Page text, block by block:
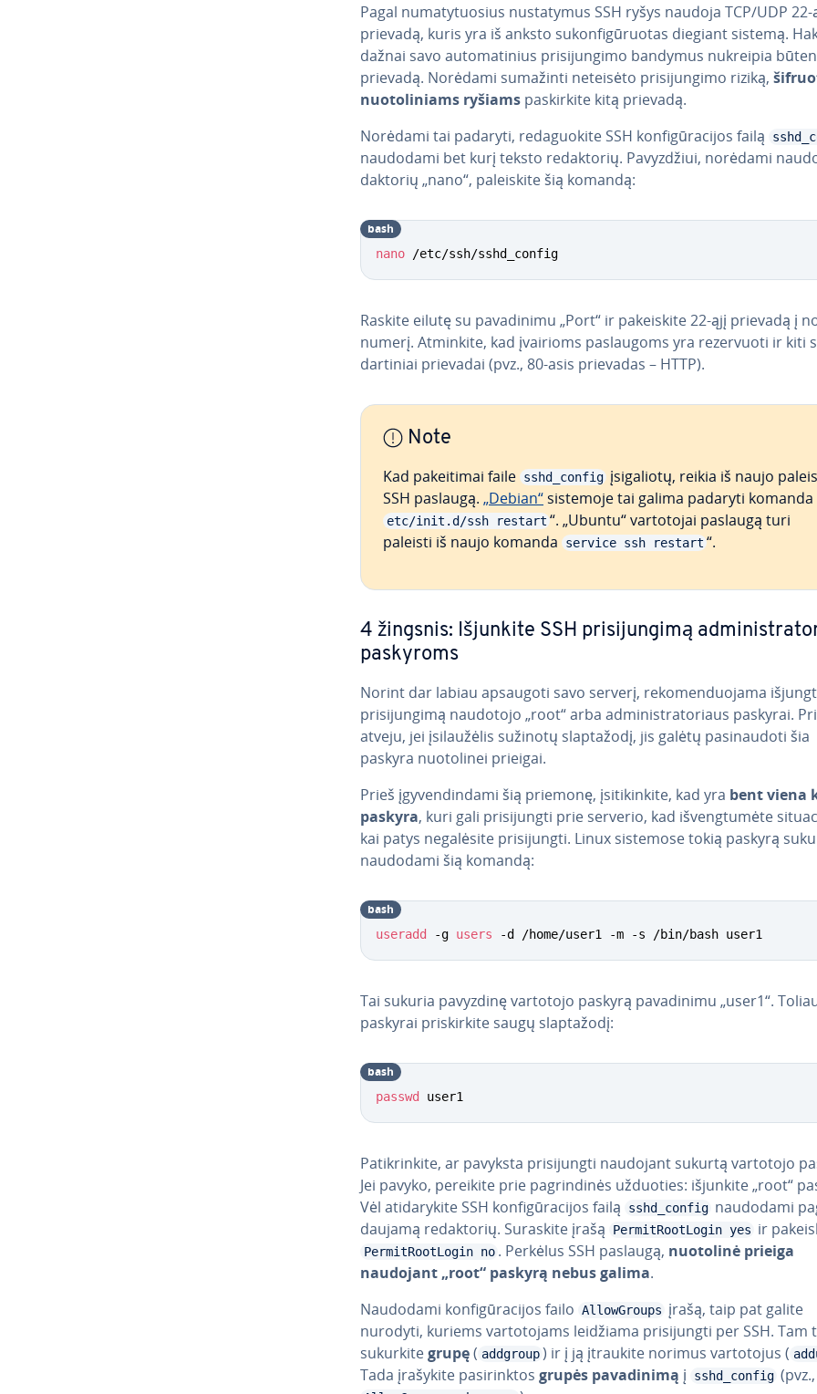
Pagal nu­ma­ty­tuo­sius nu­sta­ty­mus SSH ryšys naudoja TCP/UDP 22-
prievadą, kuris yra iš anksto su­kon­fi­gū­ruo­tas diegiant sistemą.
dažnai savo au­to­ma­ti­nius pri­si­jun­gi­mo bandymus nukreipia
prievadą. Norėdami sumažinti neteisėto pri­si­jun­gi­mo riziką,
nuo­to­li­niams ryšiams pa­skir­ki­te kitą prievadą.
Norėdami tai padaryti, re­da­guo­ki­te SSH kon­fi­gū­ra­ci­jos failą
naudodami bet kurį teksto re­dak­to­rių. Pa­vyz­džiui, norėdami
dak­to­rių „nano“, pa­lei­s­ki­te šią komandą:
nano /etc/ssh/sshd_config
bash
Raskite eilutę su pa­va­di­ni­mu „Port“ ir pa­kei­s­ki­te 22-ąjį prievadą į
numerį. Atminkite, kad įvairioms pa­slau­goms yra re­zer­vuo­ti ir kiti
dar­ti­niai prievadai (pvz., 80-asis prievadas – HTTP).
Note
Kad pa­kei­ti­mai faile sshd_config įsi­ga­lio­tų, reikia iš naujo
SSH paslaugą. „Debian“sistemoje tai galima padaryti komanda
etc/init.d/ssh restart “. „Ubuntu“ var­to­to­jai paslaugą turi
paleisti iš naujo komanda
service ssh restart “.
4 žingsnis: Išjunkite SSH pri­si­jun­gi­mą
paskyroms
Norint dar labiau apsaugoti savo serverį, re­ko­men­duo­ja­ma
pri­si­jun­gi­mą naudotojo „root“ arba ad­mi­nist­ra­to­riaus paskyrai.
atveju, jei įsi­lau­žė­lis sužinotų slap­ta­žo­dį, jis galėtų pa­si­nau­do­ti šia
paskyra nuo­to­li­nei prieigai.
Prieš įgy­ven­din­da­mi šią priemonę, įsi­ti­kin­ki­te, kad yra bent viena
paskyra, kuri gali pri­si­jung­ti prie serverio, kad iš­veng­tu­mė­te
kai patys ne­ga­lė­si­te pri­si­jung­ti. Linux sistemose tokią paskyrą
naudodami šią komandą:
useradd -g users -d /home/user1 -m -s /bin/bash user1
bash
Tai sukuria pavyzdinę vartotojo paskyrą pa­va­di­ni­mu „user1“.
paskyrai pri­skir­ki­te saugų slap­ta­žo­dį:
passwd user1
bash
Pa­tik­rin­ki­te, ar pavyksta pri­si­jung­ti naudojant sukurtą vartotojo
Jei pavyko, pereikite prie pag­rin­di­nės užduoties: išjunkite „root“
Vėl ati­da­ry­ki­te SSH kon­fi­gū­ra­ci­jos failą
sshd_config naudodami
dau­ja­mą re­dak­to­rių. Suraskite įrašą
PermitRootLogin yes ir
PermitRootLogin no . Perkėlus SSH paslaugą, nuotolinė prieiga
naudojant „root“ paskyrą nebus galima.
Naudodami kon­fi­gū­ra­ci­jos failo AllowGroups įrašą, taip pat galite
nurodyti, kuriems var­to­to­jams leidžiama pri­si­jung­ti per SSH. Tam
sukurkitegrupę( addgroup ) ir į ją įtraukite norimus var­to­to­jus (
Tada įrašykite pa­si­rink­tos grupės pa­va­di­ni­mą į sshd_config (pvz.,